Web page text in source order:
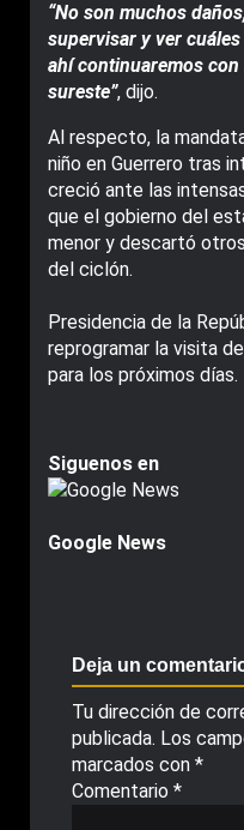
“No son muchos
supervisar y ver
ahí continuaremos
sureste”, dijo.
Al respecto, la
niño en Guerrero tras
creció ante las
que el gobierno del
menor y descartó
del ciclón.
Presidencia de la
reprogramar la visita
para los próximos días.
Siguenos en
Google News
Deja un
Tu dirección de
publicada. Los
marcados con *
Comentario *